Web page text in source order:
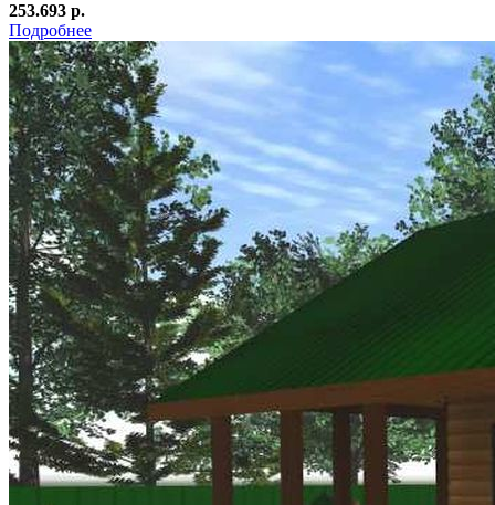
253.693 р.
Подробнее